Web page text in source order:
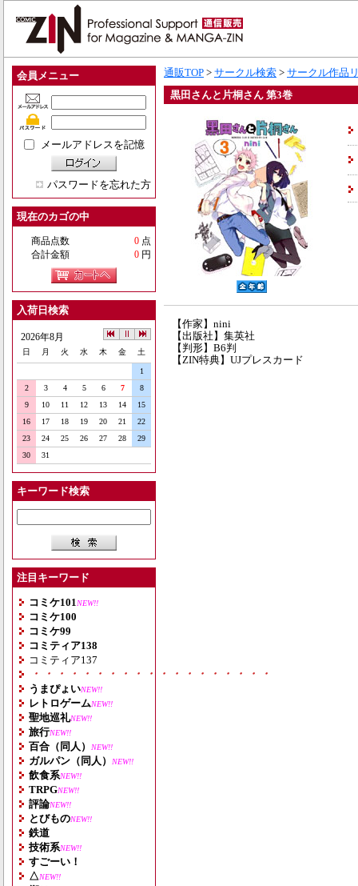
会員メニュー
メールアドレスを記憶
パスワードを忘れた方
現在のカゴの中
商品点数 0 点
合計金額
0 円
入荷日検索
2026年8月
日 月 火 水 木 金 土
1
2
3 4 5 6 7
8
9
10 11 12 13 14
15
16
17 18 19 20 21
22
23
24 25 26 27 28
29
30
31
キーワード検索
注目キーワード
コミケ101 NEW!!
コミケ100
コミケ99
コミティア138
コミティア137
・・・・・・・・・・・・・・・・・・・
うまぴょいNEW!!
レトロゲームNEW!!
聖地巡礼NEW!!
旅行NEW!!
百合（同人） NEW!!
ガルパン（同人） NEW!!
飲食系NEW!!
TRPGNEW!!
評論NEW!!
とびものNEW!!
鉄道
技術系NEW!!
すごーい！
△NEW!!
通販TOP > サークル検索 > サークル作品
黒田さんと片桐さん 第3巻
【作家】nini
【出版社】集英社
【判形】B6判
【ZIN特典】UJプレスカード